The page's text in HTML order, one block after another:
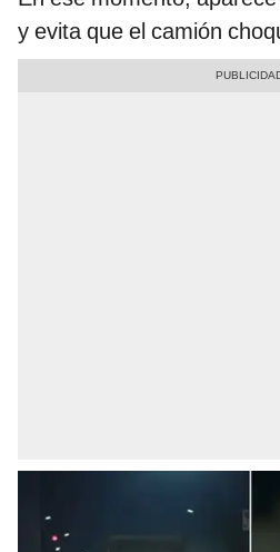
y evita que el camión